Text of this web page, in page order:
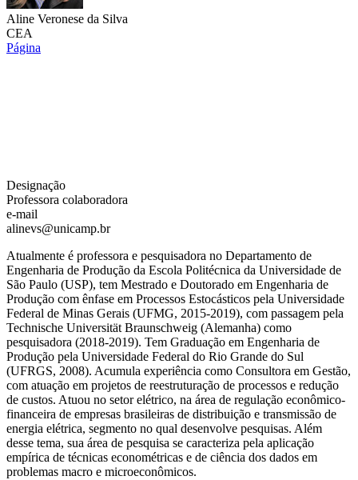
Aline Veronese da Silva
CEA
Página
Designação
Professora colaboradora
e-mail
alinevs@unicamp.br
Atualmente é professora e pesquisadora no Departamento de
Engenharia de Produção da Escola Politécnica da Universidade de
São Paulo (USP), tem Mestrado e Doutorado em Engenharia de
Produção com ênfase em Processos Estocásticos pela Universidade
Federal de Minas Gerais (UFMG, 2015-2019), com passagem pela
Technische Universität Braunschweig (Alemanha) como
pesquisadora (2018-2019). Tem Graduação em Engenharia de
Produção pela Universidade Federal do Rio Grande do Sul
(UFRGS, 2008). Acumula experiência como Consultora em Gestão,
com atuação em projetos de reestruturação de processos e redução
de custos. Atuou no setor elétrico, na área de regulação econômico-
financeira de empresas brasileiras de distribuição e transmissão de
energia elétrica, segmento no qual desenvolve pesquisas. Além
desse tema, sua área de pesquisa se caracteriza pela aplicação
empírica de técnicas econométricas e de ciência dos dados em
problemas macro e microeconômicos.